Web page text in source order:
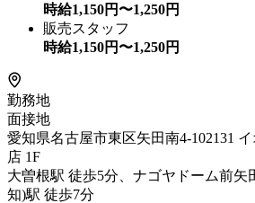
時給1,150円〜1,250円
販売スタッフ
時給1,150円〜1,250円
勤務地
面接地
愛知県名古屋市東区矢田南4-102131
店 1F
大曽根駅 徒歩5分、ナゴヤドーム前矢
知)駅 徒歩7分